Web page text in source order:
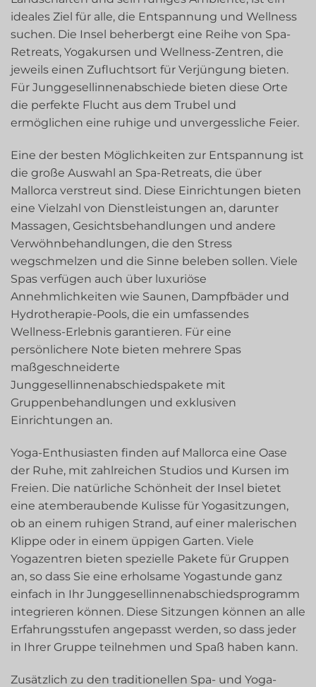
ideales Ziel für alle, die Entspannung und Wellness
suchen. Die Insel beherbergt eine Reihe von Spa-
Retreats, Yogakursen und Wellness-Zentren, die
jeweils einen Zufluchtsort für Verjüngung bieten.
Für Junggesellinnenabschiede bieten diese Orte
die perfekte Flucht aus dem Trubel und
ermöglichen eine ruhige und unvergessliche Feier.
Eine der besten Möglichkeiten zur Entspannung ist
die große Auswahl an Spa-Retreats, die über
Mallorca verstreut sind. Diese Einrichtungen bieten
eine Vielzahl von Dienstleistungen an, darunter
Massagen, Gesichtsbehandlungen und andere
Verwöhnbehandlungen, die den Stress
wegschmelzen und die Sinne beleben sollen. Viele
Spas verfügen auch über luxuriöse
Annehmlichkeiten wie Saunen, Dampfbäder und
Hydrotherapie-Pools, die ein umfassendes
Wellness-Erlebnis garantieren. Für eine
persönlichere Note bieten mehrere Spas
maßgeschneiderte
Junggesellinnenabschiedspakete mit
Gruppenbehandlungen und exklusiven
Einrichtungen an.
Yoga-Enthusiasten finden auf Mallorca eine Oase
der Ruhe, mit zahlreichen Studios und Kursen im
Freien. Die natürliche Schönheit der Insel bietet
eine atemberaubende Kulisse für Yogasitzungen,
ob an einem ruhigen Strand, auf einer malerischen
Klippe oder in einem üppigen Garten. Viele
Yogazentren bieten spezielle Pakete für Gruppen
an, so dass Sie eine erholsame Yogastunde ganz
einfach in Ihr Junggesellinnenabschiedsprogramm
integrieren können. Diese Sitzungen können an alle
Erfahrungsstufen angepasst werden, so dass jeder
in Ihrer Gruppe teilnehmen und Spaß haben kann.
Zusätzlich zu den traditionellen Spa- und Yoga-